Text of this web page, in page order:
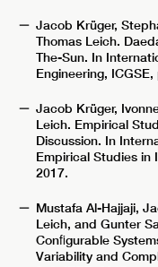
Jacob Krüger,
Thomas Leich.
The-Sun. In
Engineering,
Jacob Krüger,
Leich. Empirical
Discussion. In
Empirical Studies in
2017.
Mustafa Al-Hajjaji,
Leich, and Gunter
Conﬁgurable
Variability and